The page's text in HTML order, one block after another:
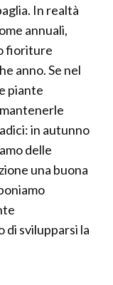
In realtà
annuali,
fioriture
anno. Se nel
piante
in autunno
delle
una buona
svilupparsi la